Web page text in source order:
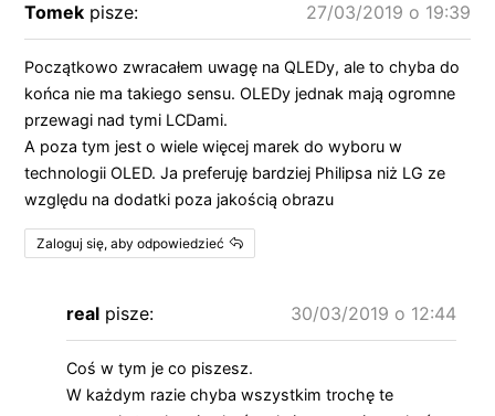
Tomek pisze: 27/03/2019 o 19:39
Początkowo zwracałem uwagę na QLEDy, ale to chyba do
końca nie ma takiego sensu. OLEDy jednak mają ogromne
przewagi nad tymi LCDami.
A poza tym jest o wiele więcej marek do wyboru w
technologii OLED. Ja preferuję bardziej Philipsa niż LG ze
względu na dodatki poza jakością obrazu
Zaloguj się, aby odpowiedzieć
real pisze: 30/03/2019 o 12:44
Coś w tym je co piszesz.
W każdym razie chyba wszystkim trochę te